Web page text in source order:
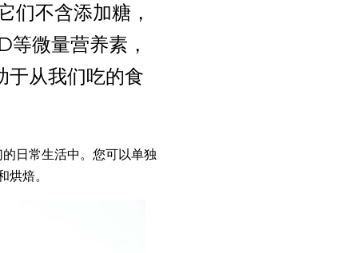
们不含添加糖，
微量营养素，
于从我们吃的食
日常生活中。您可以单独
焙。